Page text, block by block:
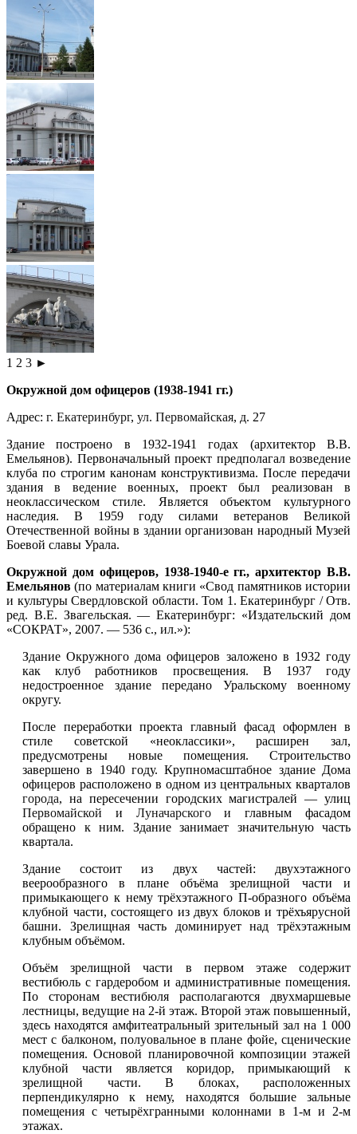
1 2 3 ►
Окружной дом офицеров (1938-1941 гг.)
Адрес: г. Екатеринбург, ул. Первомайская, д. 27
Здание построено в 1932-1941 годах (архитектор В.В.
Емельянов). Первоначальный проект предполагал возведение
клуба по строгим канонам конструктивизма. После передачи
здания в ведение военных, проект был реализован в
неоклассическом стиле. Является объектом культурного
наследия. В 1959 году силами ветеранов Великой
Отечественной войны в здании организован народный Музей
Боевой славы Урала.
Окружной дом офицеров, 1938-1940-е гг., архитектор В.В.
Емельянов (по материалам книги «Свод памятников истории
и культуры Свердловской области. Том 1. Екатеринбург / Отв.
ред. В.Е. Звагельская. — Екатеринбург: «Издательский дом
«СОКРАТ», 2007. — 536 с., ил.»):
Здание Окружного дома офицеров заложено в 1932 году
как клуб работников просвещения. В 1937 году
недостроенное здание передано Уральскому военному
округу.
После переработки проекта главный фасад оформлен в
стиле советской «неоклассики», расширен зал,
предусмотрены новые помещения. Строительство
завершено в 1940 году. Крупномасштабное здание Дома
офицеров расположено в одном из центральных кварталов
города, на пересечении городских магистралей — улиц
Первомайской и Луначарскогои главным фасадом
обращено к ним. Здание занимает значительную часть
квартала.
Здание состоит из двух частей: двухэтажного
веерообразного в плане объёма зрелищной части и
примыкающего к нему трёхэтажного П-образного объёма
клубной части, состоящего из двух блоков и трёхъярусной
башни. Зрелищная часть доминирует над трёхэтажным
клубным объёмом.
Объём зрелищной части в первом этаже содержит
вестибюль с гардеробом и административные помещения.
По сторонам вестибюля располагаются двухмаршевые
лестницы, ведущие на 2-й этаж. Второй этаж повышенный,
здесь находятся амфитеатральный зрительный зал на 1 000
мест с балконом, полуовальное в плане фойе, сценические
помещения. Основой планировочной композиции этажей
клубной части является коридор, примыкающий к
зрелищной части. В блоках, расположенных
перпендикулярно к нему, находятся большие зальные
помещения с четырёхгранными колоннами в 1-м и 2-м
этажах.